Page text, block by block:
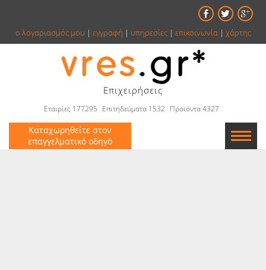
ο λογαριασμός μου | εγγραφή | υπηρεσίες| επικοινωνία| χάρτης
Επιχειρήσεις
Εταιρίες 177295 Επιτηδεύματα 1532 Προϊόντα 4327
Καταχωρηθείτε στον
επαγγελματικό οδηγό